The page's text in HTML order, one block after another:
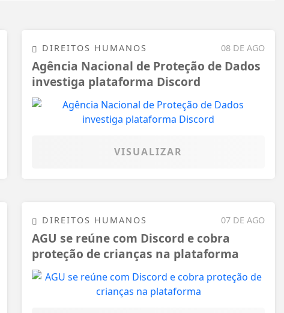
08 DE AGO
DIREITOS HUMANOS
Agência Nacional de Proteção de Dados
investiga plataforma Discord
VISUALIZAR
07 DE AGO
DIREITOS HUMANOS
AGU se reúne com Discord e cobra
proteção de crianças na plataforma